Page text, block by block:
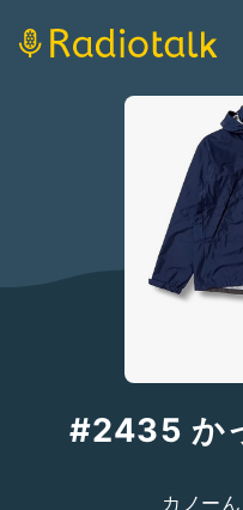
#2435 か
カノー